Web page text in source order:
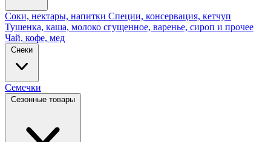
Соки, нектары, напитки Специи, консервация, кетчуп
Тушенка, каша, молоко сгущенное, варенье, сироп и прочее
Чай, кофе, мед
Снеки
Семечки
Сезонные товары